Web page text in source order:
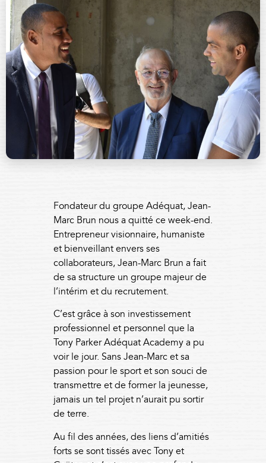
Fondateur du groupe Adéquat, Jean-
Marc Brun nous a quitté ce week-end.
Entrepreneur visionnaire, humaniste
et bienveillant envers ses
collaborateurs, Jean-Marc Brun a fait
de sa structure un groupe majeur de
l’intérim et du recrutement.
C’est grâce à son investissement
professionnel et personnel que la
Tony Parker Adéquat Academy a pu
voir le jour. Sans Jean-Marc et sa
passion pour le sport et son souci de
transmettre et de former la jeunesse,
jamais un tel projet n’aurait pu sortir
de terre.
Au fil des années, des liens d’amitiés
forts se sont tissés avec Tony et